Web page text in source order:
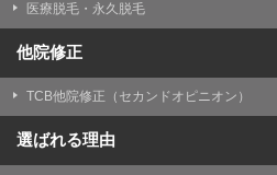
医療脱毛・永久脱毛
他院修正
TCB他院修正（セカンドオピニオン）
選ばれる理由